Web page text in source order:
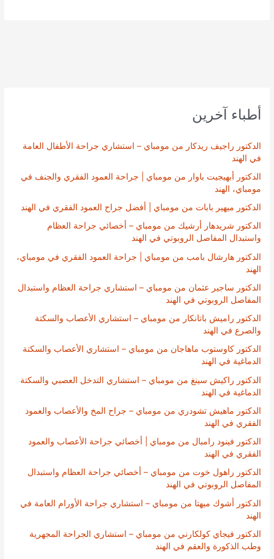
أطباء آخرين
الدكتور راجيف ريدكار من مومباي – استشاري جراحة الأطفال العامة
في الهند
الدكتور أبهيجيت باوار من مومباي | جراحة العمود الفقري والجنف في
مومباي، الهند
الدكتور ميهير بابات من مومباي | أفضل جراح العمود الفقري في الهند
الدكتور شريدهار أرشيك من مومباي – أخصائي جراحة العظام
واستبدال المفاصل الروبوتي في الهند
الدكتور هارشال بامب من مومباي | جراحة العمود الفقري في مومباي،
الهند
الدكتور ساجير عثمان من مومباي – استشاري جراحة العظام واستبدال
المفاصل الروبوتي في الهند
الدكتور راميش باتانكار من مومباي – استشاري الأعصاب والسكتة
والصرع في الهند
الدكتور كاوستوب ماهاجان من مومباي – استشاري الأعصاب والسكتة
الدماغية في الهند
الدكتور راكيش سينغ من مومباي – استشاري التدخل العصبي والسكتة
الدماغية في الهند
الدكتور ماهيش تشودري من مومباي – جراح المخ والأعصاب والعمود
الفقري في الهند
الدكتور فينود رامبال من مومباي | أخصائي جراحة الأعصاب والعمود
الفقري في الهند
الدكتور راهول خوت من مومباي – أخصائي جراحة العظام واستبدال
المفاصل الروبوتي في الهند
الدكتور أشوك ميهتا من مومباي – استشاري جراحة الأورام العامة في
الهند
الدكتور فيجاي كولكارني من مومباي – استشاري الجراحة المجهرية
وطب الذكورة والعقم في الهند